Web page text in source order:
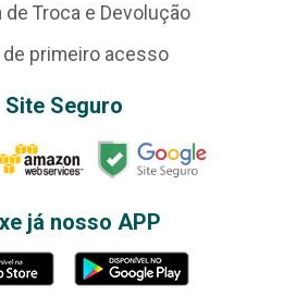
de Troca e Devolução
de primeiro acesso
Site Seguro
já nosso APP